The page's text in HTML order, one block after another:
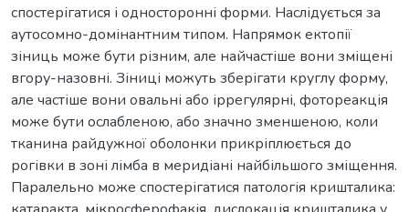
спостерігатися і односторонні форми. Наслідується за
аутосомно-домінантним типом. Напрямок ектопії
зіниць може бути різним, але найчастіше вони зміщені
вгору-назовні. Зіниці можуть зберігати круглу форму,
але частіше вони овальні або іррегулярні, фотореакція
може бути ослабленою, або значно зменшеною, коли
тканина райдужної оболонки прикріплюється до
рогівки в зоні лімба в меридіані найбільшого зміщення.
Паралельно може спостерігатися патологія кришталика: